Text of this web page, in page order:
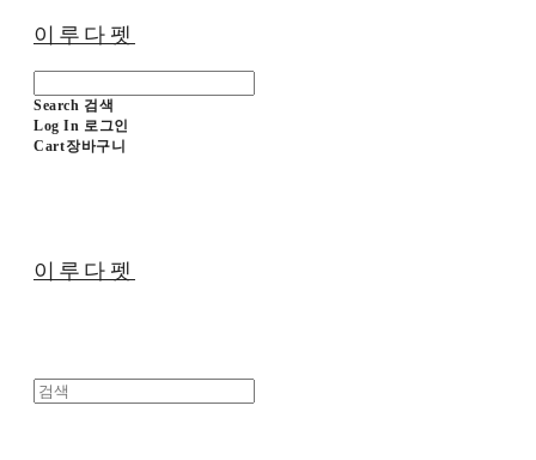
이루다펫
Search 검색
Log In 로그인
Cart장바구니
이루다펫